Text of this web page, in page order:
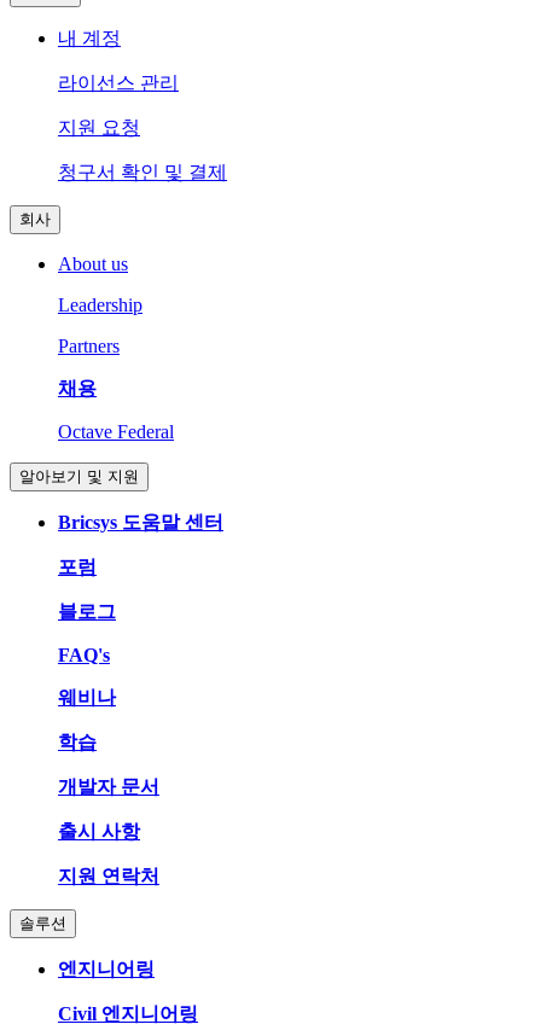
내 계정
라이선스 관리
지원 요청
청구서 확인 및 결제
회사
About us
Leadership
Partners
채용
Octave Federal
알아보기 및 지원
Bricsys 도움말 센터
포럼
블로그
FAQ's
웨비나
학습
개발자 문서
출시 사항
지원 연락처
솔루션
엔지니어링
Civil 엔지니어링